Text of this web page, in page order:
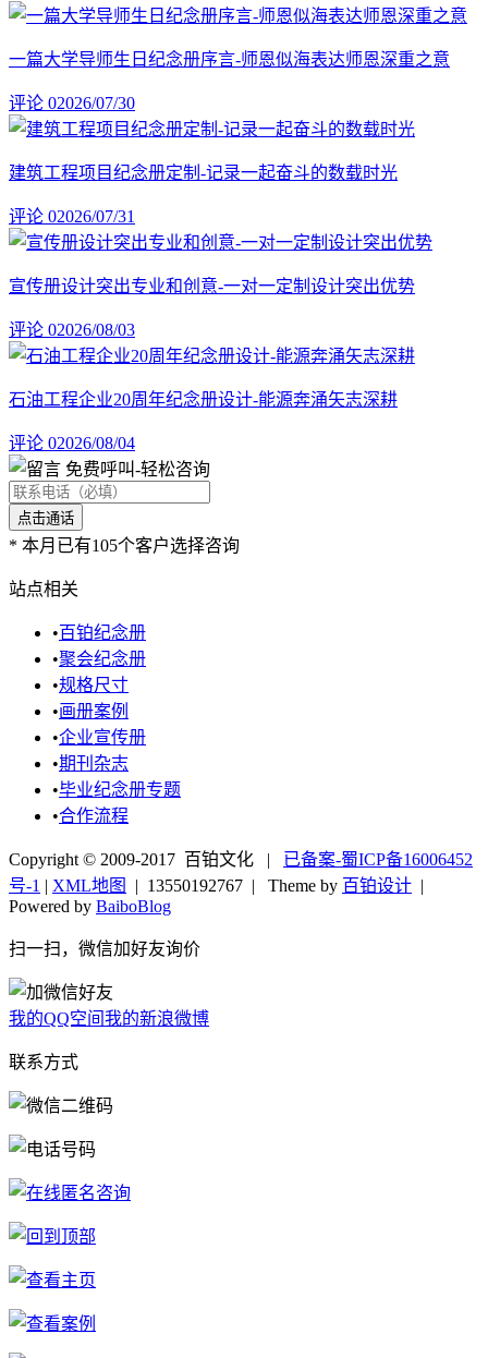
一篇大学导师生日纪念册序言-师恩似海表达师恩深重之意
评论 02026/07/30
建筑工程项目纪念册定制-记录一起奋斗的数载时光
评论 02026/07/31
宣传册设计突出专业和创意-一对一定制设计突出优势
评论 02026/08/03
石油工程企业20周年纪念册设计-能源奔涌矢志深耕
评论 02026/08/04
免费呼叫-轻松咨询
* 本月已有105个客户选择咨询
站点相关
•百铂纪念册
•聚会纪念册
•规格尺寸
•画册案例
•企业宣传册
•期刊杂志
•毕业纪念册专题
•合作流程
Copyright © 2009-2017 百铂文化 | 已备案-蜀ICP备16006452
号-1 | XML地图 | 13550192767 | Theme by 百铂设计 |
Powered by BaiboBlog
扫一扫，微信加好友询价
我的QQ空间我的新浪微博
联系方式